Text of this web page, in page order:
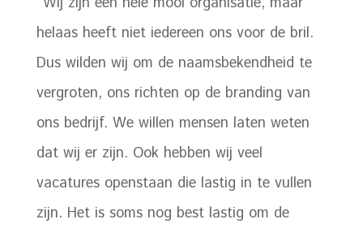
helaas heeft niet iedereen ons voor de bril.
Dus wilden wij om de naamsbekendheid te
vergroten, ons richten op de branding van
ons bedrijf. We willen mensen laten weten
dat wij er zijn. Ook hebben wij veel
vacatures openstaan die lastig in te vullen
zijn. Het is soms nog best lastig om de